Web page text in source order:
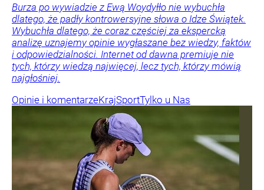
Burza po wywiadzie z Ewą Woydyłło nie wybuchła
dlatego, że padły kontrowersyjne słowa o Idze Świątek.
Wybuchła dlatego, że coraz częściej za ekspercką
analizę uznajemy opinie wygłaszane bez wiedzy, faktów
i odpowiedzialności. Internet od dawna premiuje nie
tych, którzy wiedzą najwięcej, lecz tych, którzy mówią
najgłośniej.
Opinie i komentarzeKrajSportTylko u Nas